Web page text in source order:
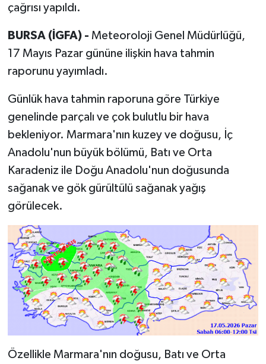
çağrısı yapıldı.
BURSA (İGFA) - Meteoroloji Genel Müdürlüğü,
17 Mayıs Pazar gününe ilişkin hava tahmin
raporunu yayımladı.
Günlük hava tahmin raporuna göre Türkiye
genelinde parçalı ve çok bulutlu bir hava
bekleniyor. Marmara'nın kuzey ve doğusu, İç
Anadolu'nun büyük bölümü, Batı ve Orta
Karadeniz ile Doğu Anadolu'nun doğusunda
sağanak ve gök gürültülü sağanak yağış
görülecek.
Özellikle Marmara'nın doğusu, Batı ve Orta